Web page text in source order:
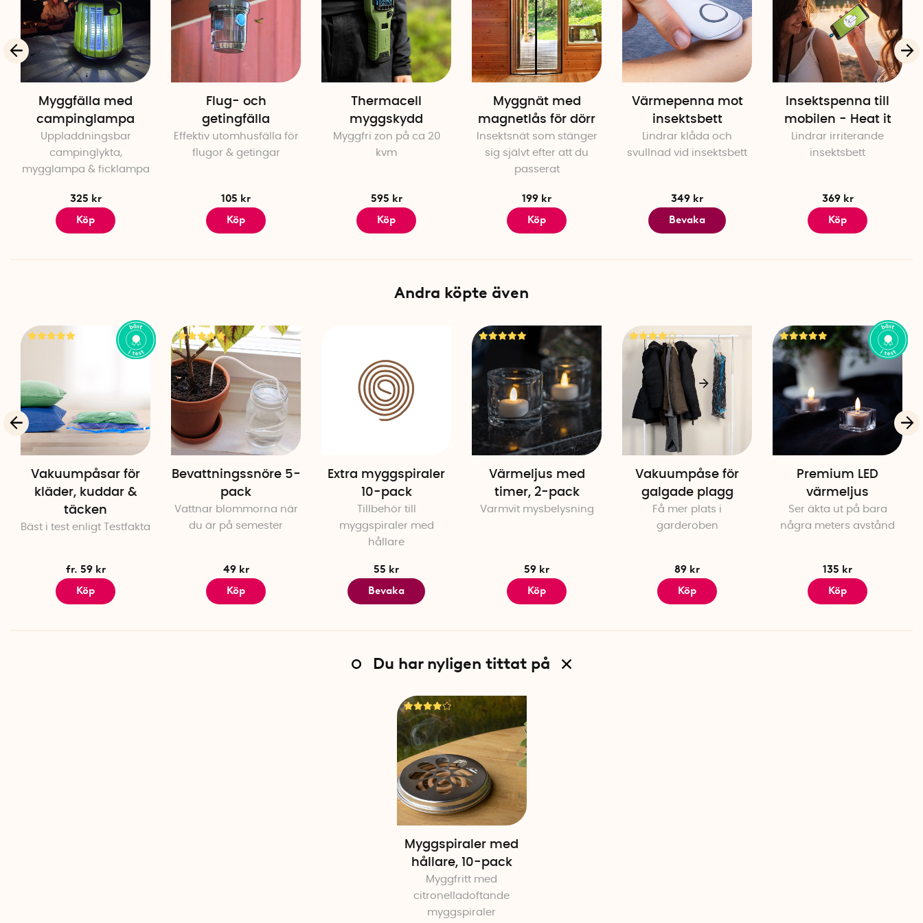
Myggfälla med
campinglampa
Uppladdningsbar
campinglykta,
mygglampa & ficklampa
325 kr
Köp
Flug- och
getingfälla
Effektiv utomhusfälla för
flugor & getingar
105 kr
Köp
Thermacell
myggskydd
Myggfri zon på ca 20
kvm
595 kr
Köp
Myggnät med
magnetlås för dörr
Insektsnät som stänger
sig självt efter att du
passerat
199 kr
Köp
Värmepenna mot
insektsbett
Lindrar klåda och
svullnad vid insektsbett
349 kr
Bevaka
Insektspenna till
mobilen - Heat it
Lindrar irriterande
insektsbett
369 kr
Köp
Andra köpte även
Vakuumpåsar för
kläder, kuddar &
täcken
Bäst i test enligt Testfakta
fr. 59 kr
Köp
Bevattningssnöre 5-
pack
Vattnar blommorna när
du är på semester
49 kr
Köp
Extra myggspiraler
10-pack
Tillbehör till
myggspiraler med
hållare
55 kr
Bevaka
Värmeljus med
timer, 2-pack
Varmvit mysbelysning
59 kr
Köp
Vakuumpåse för
galgade plagg
Få mer plats i
garderoben
89 kr
Köp
Premium LED
värmeljus
Ser äkta ut på bara
några meters avstånd
135 kr
Köp
Du har nyligen tittat på
Myggspiraler med
hållare, 10-pack
Myggfritt med
citronelladoftande
myggspiraler